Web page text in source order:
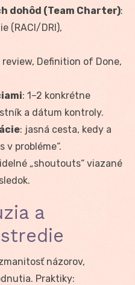
dohôd (Team Charter):
(RACI/DRI),
review, Definition of Done,
: 1–2 konkrétne
a dátum kontroly.
: jasná cesta, kedy a
v probléme“.
„shoutouts“ viazané
a
názorov,
Praktiky: